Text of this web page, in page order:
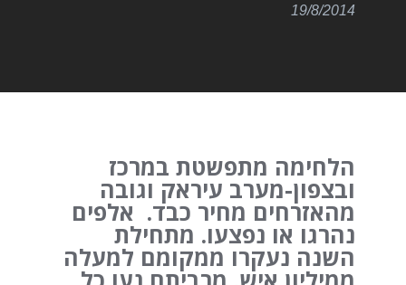
19/8/2014
הלחימה מתפשטת במרכז
ובצפון-מערב עיראק וגובה
מהאזרחים מחיר כבד. אלפים
נהרגו או נפצעו. מתחילת
השנה נעקרו ממקומם למעלה